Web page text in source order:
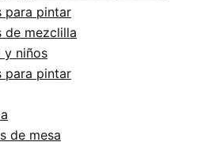
para pintar
de mezclilla
y niños
para pintar
de mesa